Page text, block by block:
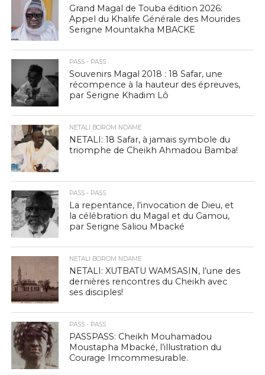
Grand Magal de Touba édition 2026:
Appel du Khalife Générale des Mourides
Serigne Mountakha MBACKE
PASS - PASS
Souvenirs Magal 2018 : 18 Safar, une
récompence à la hauteur des épreuves,
par Serigne Khadim Lô
NETALI BOROM NDAME
NETALI: 18 Safar, à jamais symbole du
triomphe de Cheikh Ahmadou Bamba!
PASS - PASS
La repentance, l’invocation de Dieu, et
la célébration du Magal et du Gamou,
par Serigne Saliou Mbacké
NETALI BOROM NDAME
NETALI: XUTBATU WAMSASIN, l’une des
dernières rencontres du Cheikh avec
ses disciples!
PASS - PASS
PASSPASS: Cheikh Mouhamadou
Moustapha Mbacké, l’illustration du
Courage Imcommesurable.